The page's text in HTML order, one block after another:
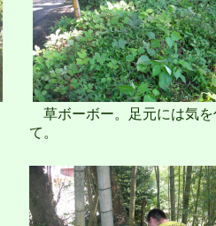
草ボーボー。足元には気を
て。